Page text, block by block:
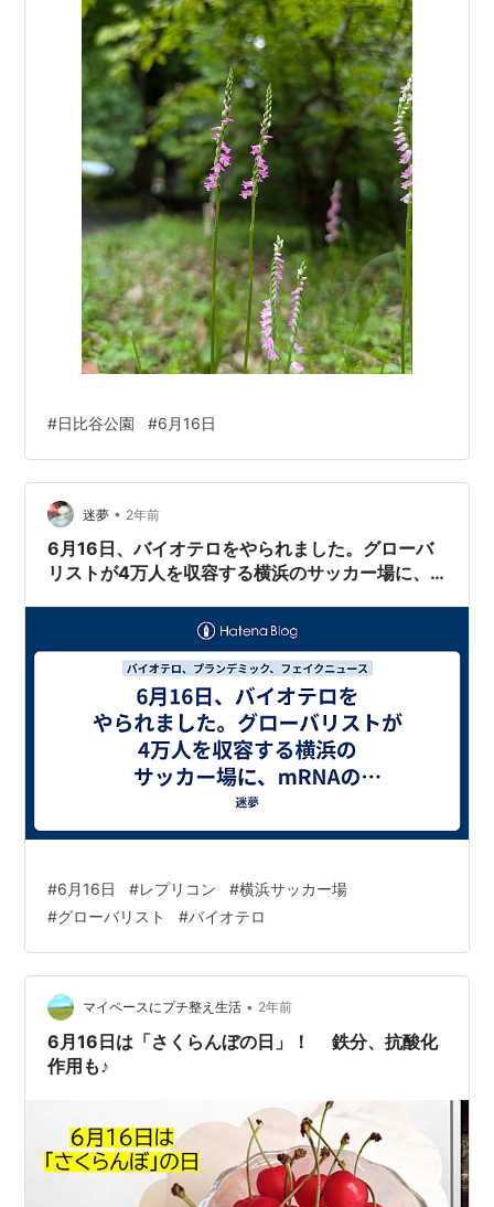
#日比谷公園 #6月16日
迷夢 • 2年前
6月16日、バイオテロをやられました。グローバ
リストが4万人を収容する横浜のサッカー場に、
ン】を解き放ちました。それを実行するためニコ
ニコ動画が使えないようにし、FF14のCMにヒカ
キンというヤツを使いはじめた可能性。在日三世
の吉田直樹は西村ひろゆきらと親しい。
#6月16日 #レプリコン #横浜サッカー場
#グローバリスト #バイオテロ
マイペースにプチ整え生活 • 2年前
6月16日は「さくらんぼの日」！ 鉄分、抗酸化
作用も♪